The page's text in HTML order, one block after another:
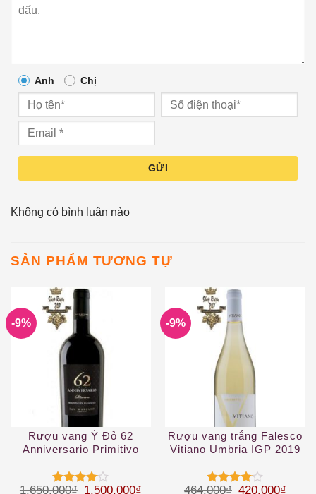
Anh Chị
GỬI
Không có bình luận nào
SẢN PHẨM TƯƠNG TỰ
-9%
Rượu vang Ý Đỏ 62
Anniversario Primitivo
1.650.000₫ Giá gốc là: 1.650.000₫.
1.500.000₫ Giá hiện tại là: 1.500.000₫.
-9%
Rượu vang trắng Falesco
Vitiano Umbria IGP 2019
464.000₫ Giá gốc là:
420.000₫